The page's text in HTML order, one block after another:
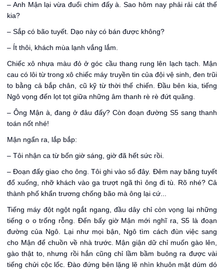
– Anh Mận lại vừa đuổi chim đấy à. Sao hôm nay phải rải cát thế
kia?
– Sắp có bão tuyết. Dạo này có bán được không?
– Ít thôi, khách mùa lạnh vắng lắm.
Chiếc xô nhựa màu đỏ ở góc cầu thang rung lên lạch tạch. Mận
cau có lôi từ trong xô chiếc máy truyền tin của đội vệ sinh, đen trũi
to bằng cả bắp chân, cũ kỹ từ thời thế chiến. Đầu bên kia, tiếng
Ngô vọng đến lọt tọt giữa những âm thanh rè rè đứt quãng.
– Ông Mận à, đang ở đâu đấy? Còn đoạn đường S5 sang thanh
toán nốt nhé!
Mận ngẩn ra, lắp bắp:
– Tôi nhận ca từ bốn giờ sáng, giờ đã hết sức rồi.
– Đoạn đấy giao cho ông. Tôi ghi vào sổ đây. Đêm nay băng tuyết
đổ xuống, nhỡ khách vào ga trượt ngã thì ông đi tù. Rõ nhé? Cả
thành phố khẩn trương chống bão mà ông lại cứ...
Tiếng máy đột ngột ngắt ngang, đầu dây chỉ còn vọng lại những
tiếng o o trống rỗng. Đến bấy giờ Mận mới nghĩ ra, S5 là đoạn
đường của Ngô. Lại như mọi bận, Ngô tìm cách đùn việc sang
cho Mận để chuồn về nhà trước. Mận giận dữ chỉ muốn gào lên,
gào thật to, nhưng rồi hắn cũng chỉ lầm bầm buông ra được vài
tiếng chửi cộc lốc. Đào đứng bên lặng lẽ nhìn khuôn mặt dúm dó